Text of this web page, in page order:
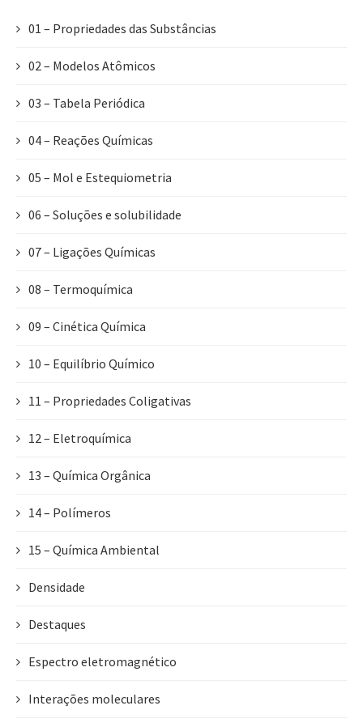
01 – Propriedades das Substâncias
02 – Modelos Atômicos
03 – Tabela Periódica
04 – Reações Químicas
05 – Mol e Estequiometria
06 – Soluções e solubilidade
07 – Ligações Químicas
08 – Termoquímica
09 – Cinética Química
10 – Equilíbrio Químico
11 – Propriedades Coligativas
12 – Eletroquímica
13 – Química Orgânica
14 – Polímeros
15 – Química Ambiental
Densidade
Destaques
Espectro eletromagnético
Interações moleculares